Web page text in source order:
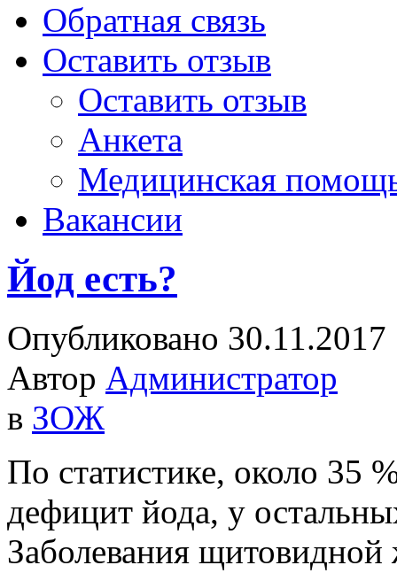
Обратная связь
Оставить отзыв
Оставить отзыв
Анкета
Медицинская
Вакансии
Йод есть?
Опубликовано 30.11.2017
Автор Администратор
в ЗОЖ
По статистике, около 35
дефицит йода, у
Заболевания щитовидной